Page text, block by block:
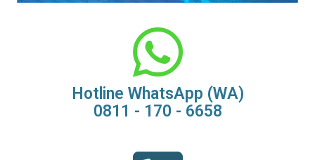
Hotline WhatsApp (WA)
0811 - 170 - 6658